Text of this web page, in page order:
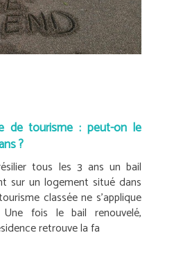
de tourisme : peut-on le
?
tous les 3 ans un bail
sur un logement situé dans
classée ne s’applique
fois le bail renouvelé,
retrouve la fa